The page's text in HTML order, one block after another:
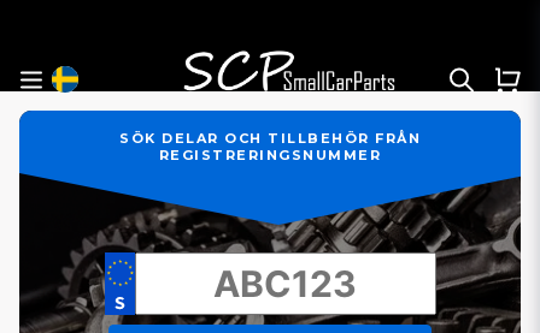
SÖK DELAR OCH TILLBEHÖR FRÅN
REGISTRERINGSNUMMER